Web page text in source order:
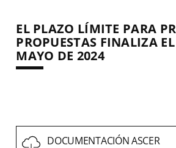
EL PLAZO LÍMITE PARA
PROPUESTAS FINALIZA
MAYO DE 2024
DOCUMENTACIÓN ASCER